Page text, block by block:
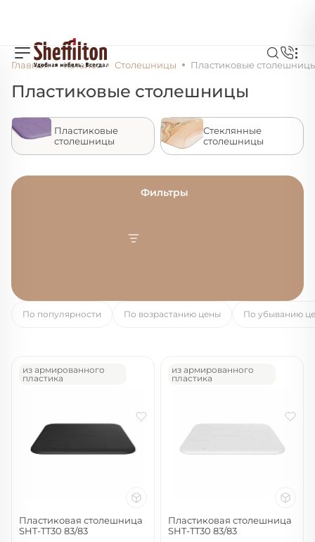
Главная Каталог Столешницы Пластиковые
Пластиковые столешницы
Пластиковые
столешницы
Стеклянные
столешницы
Фильтры
По популярности По возрастанию цены По убыванию
из армированного
пластика
Пластиковая столешница
SHT-TT30 83/83
из армированного
пластика
Пластиковая столешница
SHT-TT30 83/83